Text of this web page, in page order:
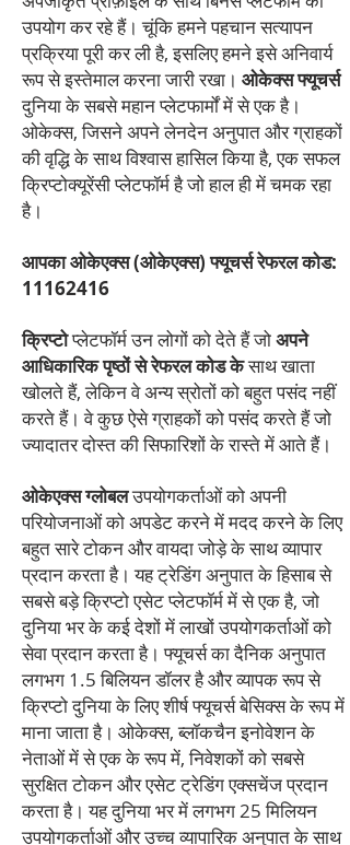
उपयोग कर रहे हैं। चूंकि हमने पहचान सत्यापन
प्रक्रिया पूरी कर ली है, इसलिए हमने इसे अनिवार्य
रूप से इस्तेमाल करना जारी रखा। ओकेक्स फ्यूचर्स
दुनिया के सबसे महान प्लेटफार्मों में से एक है।
ओकेक्स, जिसने अपने लेनदेन अनुपात और ग्राहकों
की वृद्धि के साथ विश्वास हासिल किया है, एक सफल
क्रिप्टोक्यूरेंसी प्लेटफॉर्म है जो हाल ही में चमक रहा
है।
आपका ओकेएक्स (ओकेएक्स) फ्यूचर्स रेफरल कोड:
11162416
क्रिप्टोप्लेटफॉर्म उन लोगों को देते हैं जोअपने
आधिकारिक पृष्ठों से रेफरल कोड केसाथ खाता
खोलते हैं, लेकिन वे अन्य स्रोतों को बहुत पसंद नहीं
करते हैं। वे कुछ ऐसे ग्राहकों को पसंद करते हैं जो
ज्यादातर दोस्त की सिफारिशों के रास्ते में आते हैं।
ओकेएक्स ग्लोबलउपयोगकर्ताओं को अपनी
परियोजनाओं को अपडेट करने में मदद करने के लिए
बहुत सारे टोकन और वायदा जोड़े के साथ व्यापार
प्रदान करता है। यह ट्रेडिंग अनुपात के हिसाब से
सबसे बड़े क्रिप्टो एसेट प्लेटफॉर्म में से एक है, जो
दुनिया भर के कई देशों में लाखों उपयोगकर्ताओं को
सेवा प्रदान करता है। फ्यूचर्स का दैनिक अनुपात
लगभग 1.5 बिलियन डॉलर है और व्यापक रूप से
क्रिप्टो दुनिया के लिए शीर्ष फ्यूचर्स बेसिक्स के रूप में
माना जाता है। ओकेक्स, ब्लॉकचैन इनोवेशन के
नेताओं में से एक के रूप में, निवेशकों को सबसे
सुरक्षित टोकन और एसेट ट्रेडिंग एक्सचेंज प्रदान
करता है। यह दुनिया भर में लगभग 25 मिलियन
उपयोगकर्ताओं और उच्च व्यापारिक अनुपात के साथ